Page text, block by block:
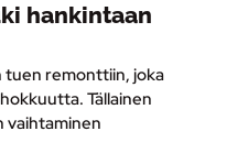
hankintaan
tuen remonttiin, joka
Tällainen
vaihtaminen